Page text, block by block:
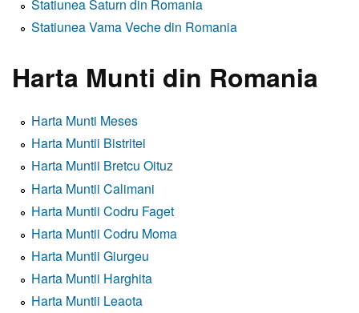
Statiunea Saturn din Romania
Statiunea Vama Veche din Romania
Harta Munti din Romania
Harta Munti Meses
Harta Muntii Bistritei
Harta Muntii Bretcu Oituz
Harta Muntii Calimani
Harta Muntii Codru Faget
Harta Muntii Codru Moma
Harta Muntii Giurgeu
Harta Muntii Harghita
Harta Muntii Leaota